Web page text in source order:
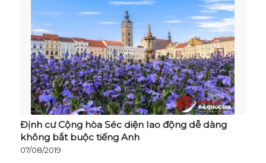
Định cư Cộng hòa Séc diện lao động dễ dàng
không bắt buộc tiếng Anh
07/08/2019